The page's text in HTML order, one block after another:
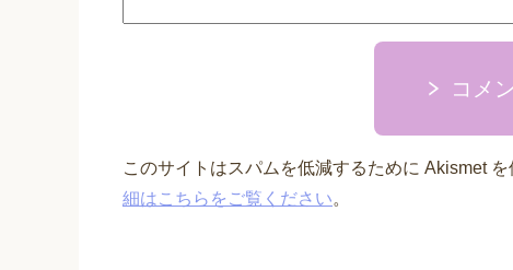
コメ
このサイトはスパムを低減するために Akismet を
細はこちらをご覧ください。